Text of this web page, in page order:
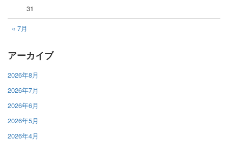
« 7月
31
アーカイブ
2026年8月
2026年7月
2026年6月
2026年5月
2026年4月